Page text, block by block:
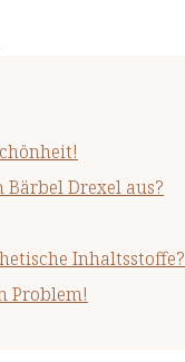
Drexel aus?
Inhaltsstoffe?
Problem!